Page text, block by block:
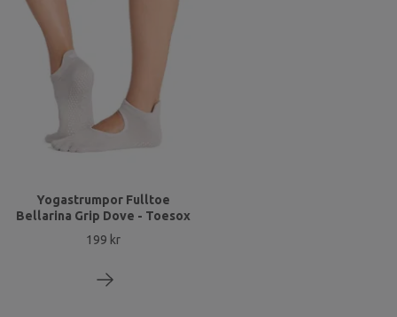
Yogastrumpor Fulltoe
Bellarina Grip Dove - Toesox
199 kr